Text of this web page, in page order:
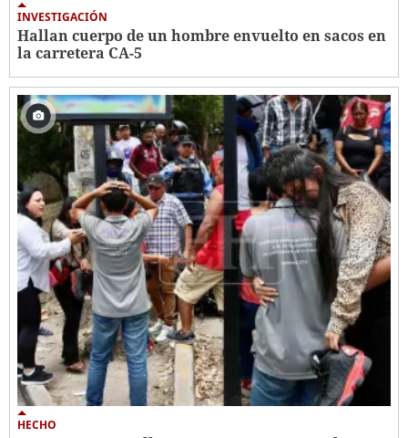
INVESTIGACIÓN
Hallan cuerpo de un hombre envuelto en sacos en
la carretera CA-5
HECHO